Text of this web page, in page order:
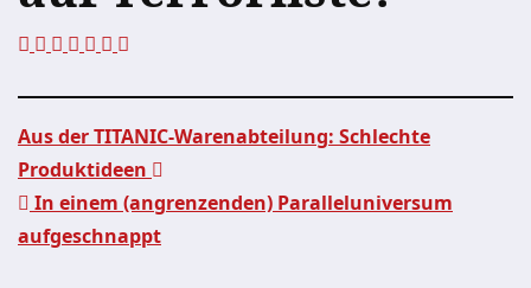
Beitragsnavigation
Aus der TITANIC-Warenabteilung: Schlechte
Produktideen
In einem (angrenzenden) Paralleluniversum
aufgeschnappt